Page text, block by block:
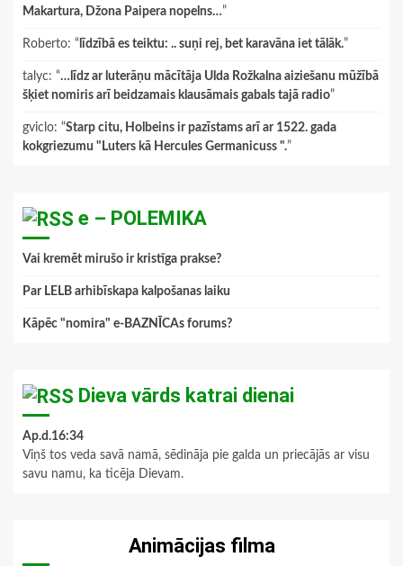
Makartura, Džona Paipera nopelns…”
Roberto: “ līdzībā es teiktu: .. suņi rej, bet karavāna iet tālāk.”
talyc: “…līdz ar luterāņu mācītāja Ulda Rožkalna aiziešanu mūžībā
šķiet nomiris arī beidzamais klausāmais gabals tajā radio”
gviclo: “Starp citu, Holbeins ir pazīstams arī ar 1522. gada
kokgriezumu "Luters kā Hercules Germanicuss ".”
e – POLEMIKA
Vai kremēt mirušo ir kristīga prakse?
Par LELB arhibīskapa kalpošanas laiku
Kāpēc "nomira" e-BAZNĪCAs forums?
Dieva vārds katrai dienai
Ap.d.16:34
Viņš tos veda savā namā, sēdināja pie galda un priecājās ar visu
savu namu, ka ticēja Dievam.
Animācijas filma